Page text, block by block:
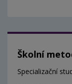
Školní
Specializační